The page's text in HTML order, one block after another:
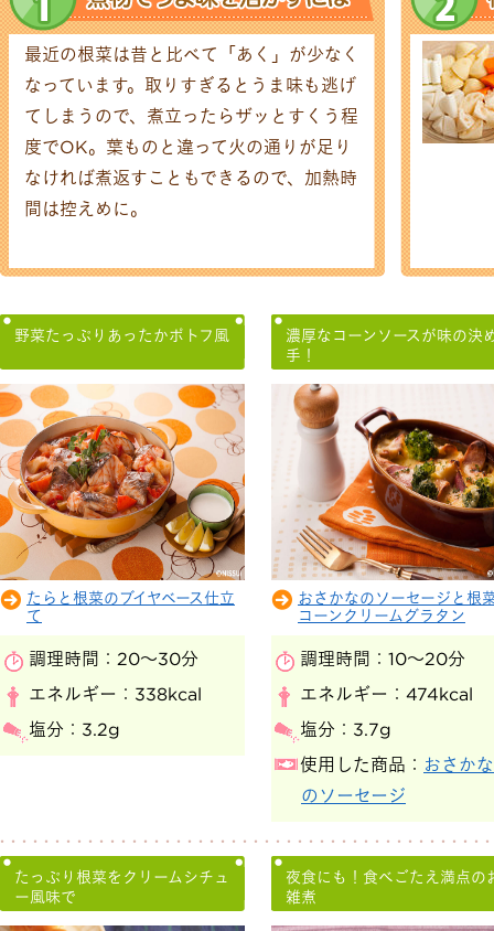
最近の根菜は昔と比べて「あく」が少なく
なっています。取りすぎるとうま味も逃げ
てしまうので、煮立ったらザッとすくう程
度でOK。葉ものと違って火の通りが足り
なければ煮返すこともできるので、加熱時
間は控えめに。
野菜たっぷりあったかポトフ風
たらと根菜のブイヤベース仕立
て
調理時間： 20～30分
エネルギー： 338kcal
塩分： 3.2g
濃厚なコーンソースが味の決
手！
おさかなのソーセージと根
コーンクリームグラタン
調理時間： 10～20分
エネルギー： 474kcal
塩分： 3.7g
使用した商品： おさかな
のソーセージ
たっぷり根菜をクリームシチュ
ー風味で
夜食にも！食べごたえ満点の
雑煮